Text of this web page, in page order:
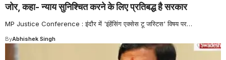
जोर, कहा- न्याय सुनिश्चित करने के लिए प्रतिबद्ध है सरकार
MP Justice Conference : इंदौर में 'इंहेंसिंग एक्सेस टू जस्टिस' विषय पर…
ByAbhishek Singh